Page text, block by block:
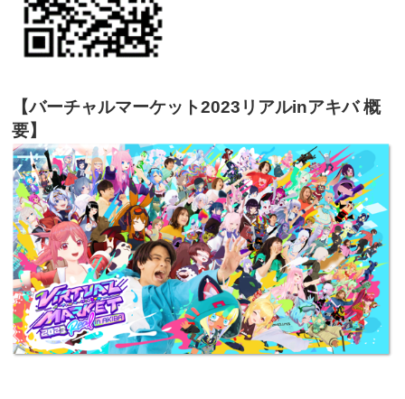
【バーチャルマーケット2023リアルinアキバ 概
要】